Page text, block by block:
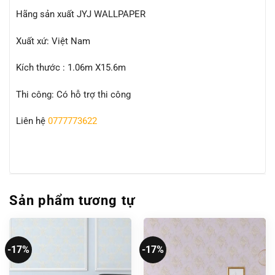
Hãng sản xuất JYJ WALLPAPER
Xuất xứ: Việt Nam
Kích thước : 1.06m X15.6m
Thi công: Có hỗ trợ thi công
Liên hệ 0777773622
Sản phẩm tương tự
-17% -17%